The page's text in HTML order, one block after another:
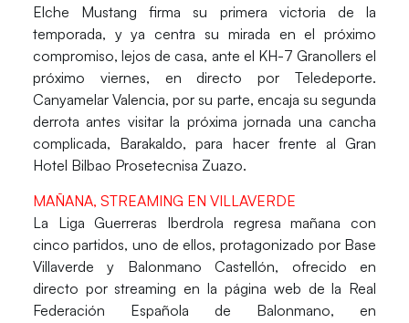
Elche Mustang firma su primera victoria de la
temporada, y ya centra su mirada en el próximo
compromiso, lejos de casa, ante el KH-7 Granollers el
próximo viernes, en directo porTeledeporte.
Canyamelar Valencia, por su parte, encaja su segunda
derrota antes visitar la próxima jornada una cancha
complicada, Barakaldo, para hacer frente al Gran
Hotel Bilbao Prosetecnisa Zuazo.
MAÑANA, STREAMING EN VILLAVERDE
La Liga Guerreras Iberdrola regresa mañana con
cinco partidos, uno de ellos, protagonizado por Base
Villaverde y Balonmano Castellón, ofrecido en
directo por streaming en la página web de la Real
Federación Española de Balonmano, en